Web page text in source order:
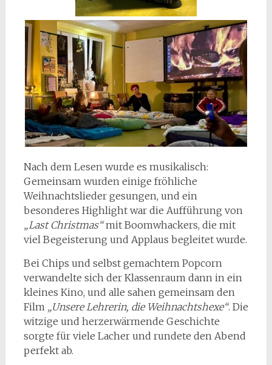
Nach dem Lesen wurde es musikalisch:
Gemeinsam wurden einige fröhliche
Weihnachtslieder gesungen, und ein
besonderes Highlight war die Aufführung von
„Last Christmas“mit Boomwhackers, die mit
viel Begeisterung und Applaus begleitet wurde.
Bei Chips und selbst gemachtem Popcorn
verwandelte sich der Klassenraum dann in ein
kleines Kino, und alle sahen gemeinsam den
Film „Unsere Lehrerin, die Weihnachtshexe“. Die
witzige und herzerwärmende Geschichte
sorgte für viele Lacher und rundete den Abend
perfekt ab.